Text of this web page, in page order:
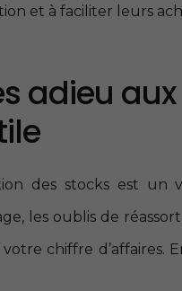
et à faciliter leurs
adieu
des stocks est un
les oublis de
chiffre d’affaires.